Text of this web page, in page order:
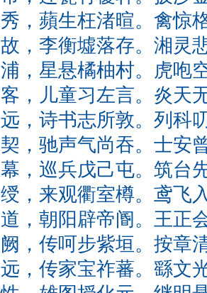
秀，蘋生枉渚暄。禽惊
故，李衡墟落存。湘灵
浦，星悬橘柚村。虎咆
客，儿童习左言。炎天
远，诗书志所敦。列科
契，驰声气尚吞。士安
幕，巡兵戊己屯。筑台
绶，来观衢室樽。鸢飞
道，朝阳辟帝阍。王正
阙，传呵步紫垣。按章
远，传家宝祚蕃。繇文